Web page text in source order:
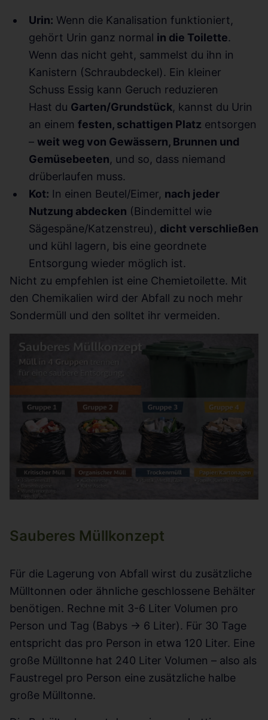
Urin: Wenn die Kanalisation funktioniert,
gehört Urin ganz normal in die Toilette.
Wenn das nicht geht, sammelst du ihn in
Kanistern (Schraubdeckel). Ein kleiner
Schuss Essig kann Geruch reduzieren
Hast du Garten/Grundstück, kannst du Urin
an einem festen, schattigen Platz entsorgen
– weit weg von Gewässern, Brunnen und
Gemüsebeeten, und so, dass niemand
drüberlaufen muss.
Kot: In einen Beutel/Eimer, nach jeder
Nutzung abdecken (Bindemittel wie
Sägespäne/Katzenstreu), dicht verschließen
und kühl lagern, bis eine geordnete
Entsorgung wieder möglich ist.
Nicht zu empfehlen ist eine Chemietoilette. Mit
den Chemikalien wird der Abfall zu noch mehr
Sondermüll und den solltet ihr vermeiden.
Sauberes Müllkonzept
Für die Lagerung von Abfall wirst du zusätzliche
Mülltonnen oder ähnliche geschlossene Behälter
benötigen. Rechne mit 3-6 Liter Volumen pro
Person und Tag (Babys -> 6 Liter). Für 30 Tage
entspricht das pro Person in etwa 120 Liter. Eine
große Mülltonne hat 240 Liter Volumen – also als
Faustregel pro Person eine zusätzliche halbe
große Mülltonne.